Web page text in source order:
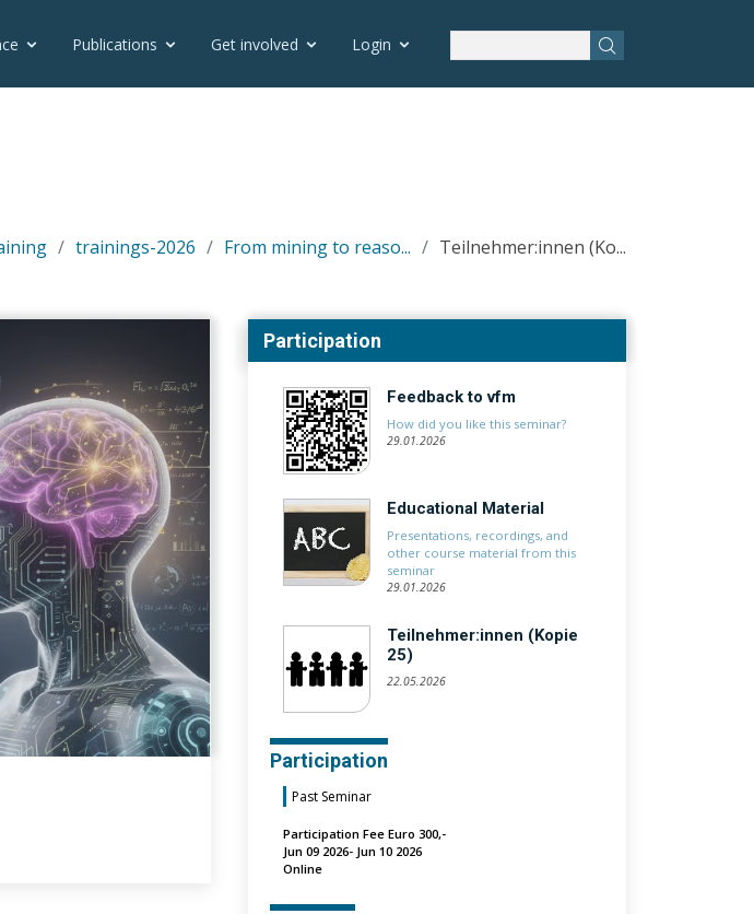
vfm_teilnehmerliste_fortbildung.php on line 83
Publications Get involved Login
trainings-2026 From mining to reaso... Teilnehmer:innen (Ko...
Participation
Feedback to vfm
How did you like this seminar?
29.01.2026
Educational Material
Presentations, recordings, and
other course material from this
seminar
29.01.2026
Teilnehmer:innen (Kopie
25)
22.05.2026
Participation
Past Seminar
Participation Fee Euro 300,-
Jun 09 2026- Jun 10 2026
Online